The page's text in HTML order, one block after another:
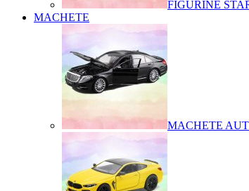
FIGURINE
MACHETE
MACHETE